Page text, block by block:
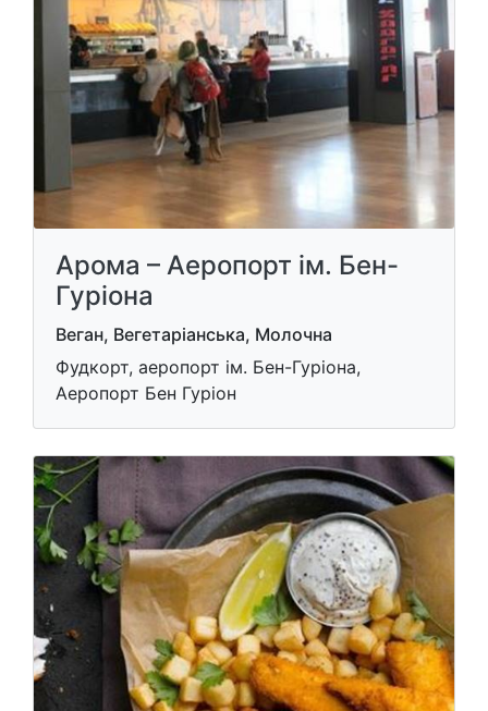
Арома – Аеропорт ім. Бен-
Гуріона
Веган, Вегетаріанська, Молочна
Фудкорт, аеропорт ім. Бен-Гуріона,
Аеропорт Бен Гуріон